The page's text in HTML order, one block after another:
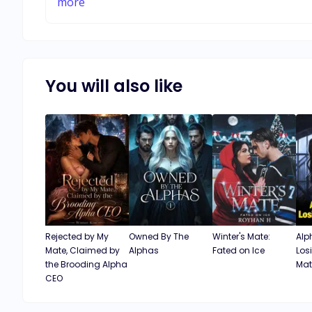
leer la segunda parte. Perdida de tiempo y gasto
You will also like
Rejected by My
Mate, Claimed by
the Brooding Alpha
CEO
Owned By The
Alphas
Winter's Mate:
Fated on Ice